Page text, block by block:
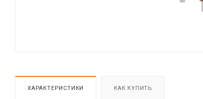
ХАРАКТЕРИСТИКИ КАК КУПИТЬ